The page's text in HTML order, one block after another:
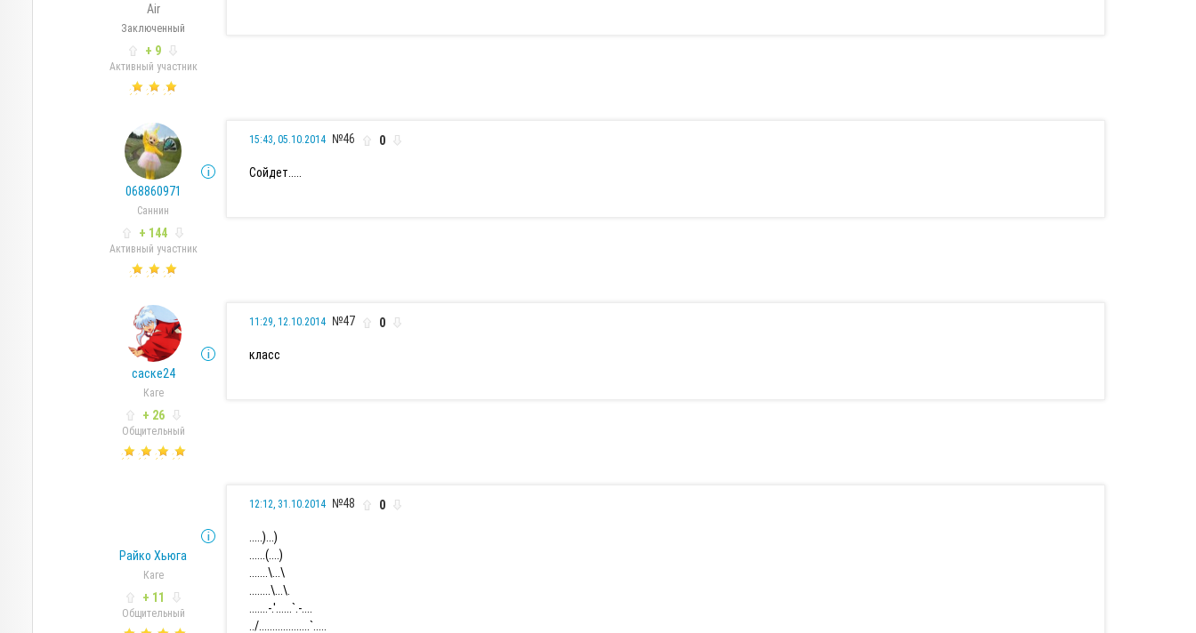
Air
Заключенный
+ 9
Активный участник
068860971
Саннин
+ 144
Активный участник
15:43, 05.10.2014 №46 0
Сойдет.....
саске24
Каге
+ 26
Общительный
11:29, 12.10.2014 №47 0
класс
Райко Хьюга
Каге
+ 11
Общительный
12:12, 31.10.2014 №48 0
.....)...)
......(....)
.......\...\
........\...\.
.......-.'......`.-....
../...................`.....